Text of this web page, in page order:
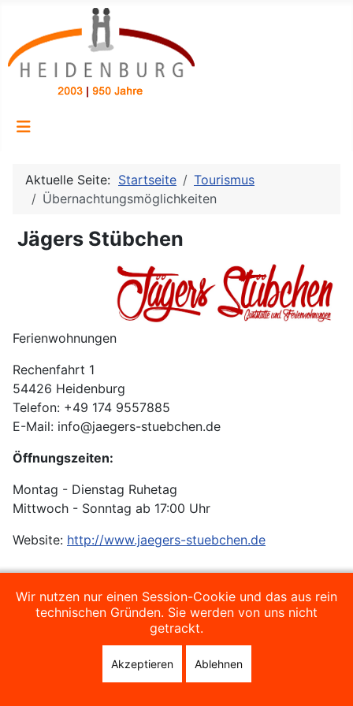
Aktuelle Seite: Startseite
Tourismus
Übernachtungsmöglichkeiten
Jägers Stübchen
Ferienwohnungen
Rechenfahrt 1
54426 Heidenburg
Telefon: +49 174 9557885
E-Mail: info@jaegers-stuebchen.de
Öffnungszeiten:
Montag - Dienstag Ruhetag
Mittwoch - Sonntag ab 17:00 Uhr
Website: http://www.jaegers-stuebchen.de
Wir nutzen nur einen Session-Cookie und das aus rein
technischen Gründen. Sie werden von uns nicht
getrackt.
Akzeptieren Ablehnen